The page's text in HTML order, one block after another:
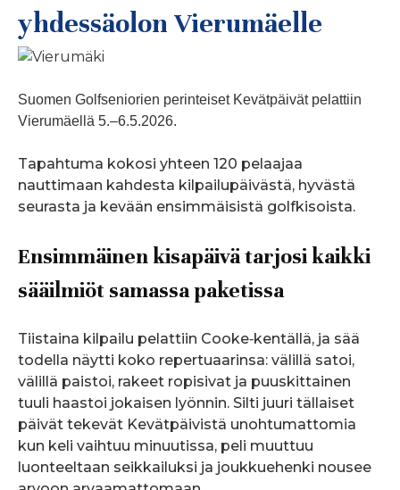
yhdessäolon Vierumäelle
Suomen Golfseniorien perinteiset Kevätpäivät pelattiin
Vierumäellä 5.–6.5.2026.
Tapahtuma kokosi yhteen 120 pelaajaa
nauttimaan kahdesta kilpailupäivästä, hyvästä
seurasta ja kevään ensimmäisistä golfkisoista.
Ensimmäinen kisapäivä tarjosi kaikki
sääilmiöt samassa paketissa
Tiistaina kilpailu pelattiin Cooke‑kentällä, ja sää
todella näytti koko repertuaarinsa: välillä satoi,
välillä paistoi, rakeet ropisivat ja puuskittainen
tuuli haastoi jokaisen lyönnin. Silti juuri tällaiset
päivät tekevät Kevätpäivistä unohtumattomia
kun keli vaihtuu minuutissa, peli muuttuu
luonteeltaan seikkailuksi ja joukkuehenki nousee